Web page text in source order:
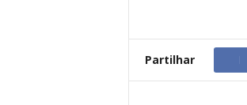
Partilhar